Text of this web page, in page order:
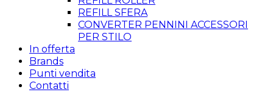
REFILL SFERA
CONVERTER PENNINI ACCESSORI
PER STILO
In offerta
Brands
Punti vendita
Contatti